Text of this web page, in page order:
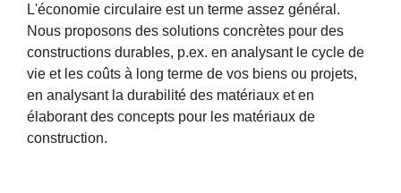
L'économie circulaire est un terme assez général.
Nous proposons des solutions concrètes pour des
constructions durables, p.ex. en analysant le cycle de
vie et les coûts à long terme de vos biens ou projets,
en analysant la durabilité des matériaux et en
élaborant des concepts pour les matériaux de
construction.